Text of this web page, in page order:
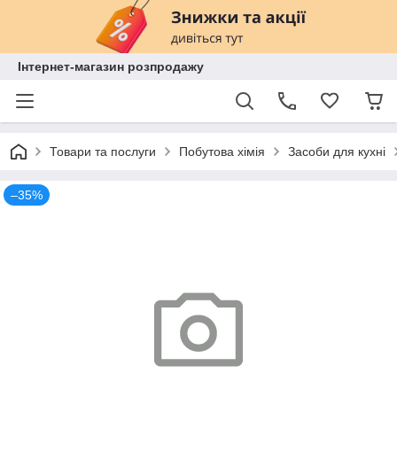
Інтернет-магазин розпродажу
Товари та послуги Побутова хімія Засоби для кухні
–35%